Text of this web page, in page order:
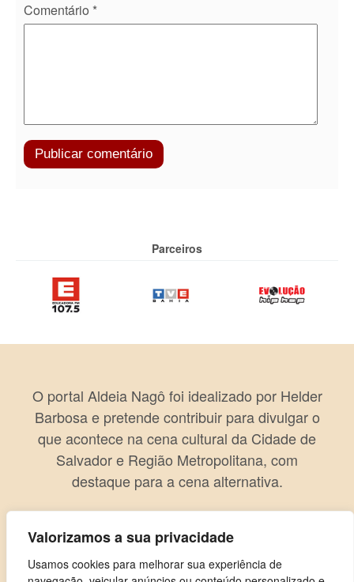
Valorizamos a sua privacidade
Usamos cookies para melhorar sua experiência de
Comentário *
Parceiros
O portal Aldeia Nagô foi idealizado por Helder
Barbosa e pretende contribuir para divulgar o
que acontece na cena cultural da Cidade de
Salvador e Região Metropolitana, com
destaque para a cena alternativa.